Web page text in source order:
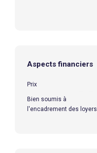
Aspects financiers
Prix
Bien soumis à
l'encadrement des loyers